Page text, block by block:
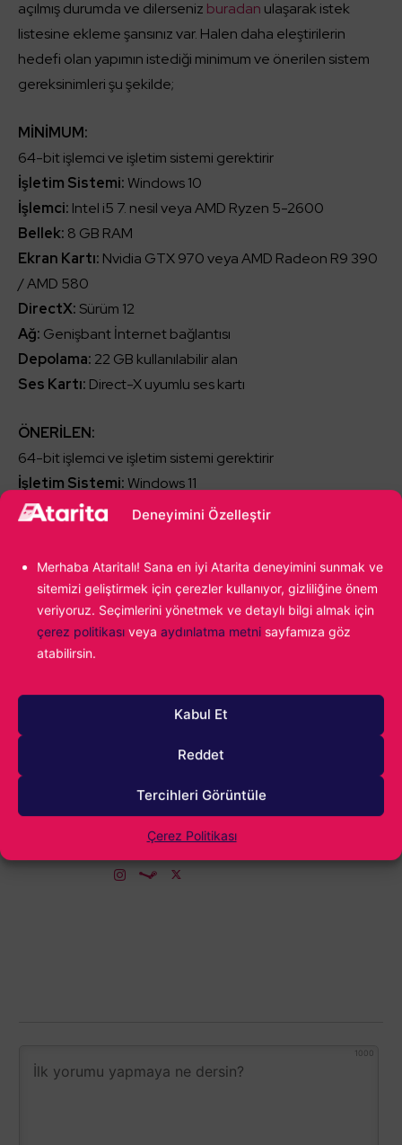
Deneyimini Özelleştir
Merhaba Ataritalı! Sana en iyi Atarita deneyimini sunmak ve
sitemizi geliştirmek için çerezler kullanıyor, gizliliğine önem
veriyoruz. Seçimlerini yönetmek ve detaylı bilgi almak için
çerez politikası veya aydınlatma metni sayfamıza göz
atabilirsin.
Kabul Et
Reddet
Tercihleri Görüntüle
Çerez Politikası
açılmış durumda ve dilerseniz buradan ulaşarak istek
listesine ekleme şansınız var. Halen daha eleştirilerin
hedefi olan yapımın istediği minimum ve önerilen sistem
gereksinimleri şu şekilde;
MİNİMUM:
64-bit işlemci ve işletim sistemi gerektirir
İşletim Sistemi:Windows 10
İşlemci: Intel i5 7. nesil veya AMD Ryzen 5-2600
Bellek: 8 GB RAM
Ekran Kartı: Nvidia GTX 970 veya AMD Radeon R9 390
/ AMD 580
DirectX: Sürüm 12
Ağ: Genişbant İnternet bağlantısı
Depolama: 22 GB kullanılabilir alan
Ses Kartı: Direct-X uyumlu ses kartı
ÖNERİLEN:
64-bit işlemci ve işletim sistemi gerektirir
İşletim Sistemi:Windows 11
İşlemci:Intel i7-8700 veya AMD Ryzen 7-2700x
Ekran Kartı:Nvidia RTX 2070 veya AMD RX-5700XT
DirectX:Sürüm 12
Ağ:Genişbant İnternet bağlantısı
Depolama:22 GB kullanılabilir alan
Ses Kartı:Direct-X uyumlu ses kartı
Babadan gelme video oyun tutkunluğumun
sonunda tekrar oyun oynuyorum. Fighting
popülaritesine kadar uzanıyor...
1000